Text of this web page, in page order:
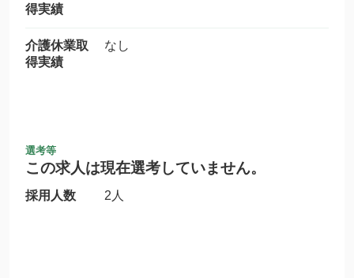
得実績
介護休業取
得実績
なし
選考等
この求人は現在選考していません。
採用人数 2人